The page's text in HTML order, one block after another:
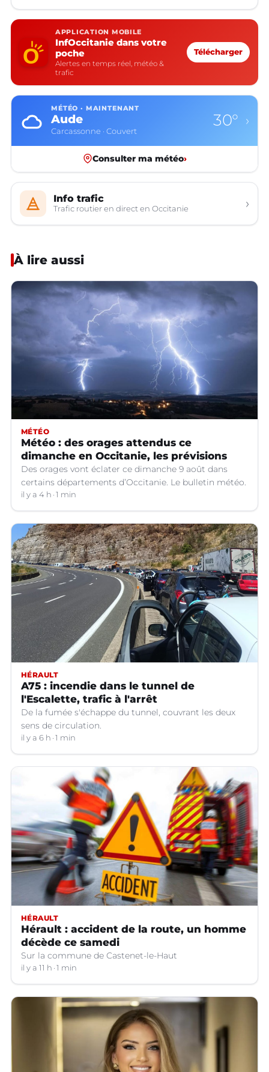
APPLICATION MOBILE
InfOccitanie dans votre
poche
Alertes en temps réel, météo &
trafic
Télécharger
MÉTÉO · MAINTENANT
Aude
Carcassonne · Couvert
30° ›
Consulter ma météo›
Info trafic
Trafic routier en direct en Occitanie ›
À lire aussi
MÉTÉO
Météo : des orages attendus ce
dimanche en Occitanie, les prévisions
Des orages vont éclater ce dimanche 9 août dans
certains départements d’Occitanie. Le bulletin météo.
il y a 4 h 1 min
HÉRAULT
A75 : incendie dans le tunnel de
l'Escalette, trafic à l'arrêt
De la fumée s'échappe du tunnel, couvrant les deux
sens de circulation.
il y a 6 h 1 min
HÉRAULT
Hérault : accident de la route, un homme
décède ce samedi
Sur la commune de Castenet-le-Haut
il y a 11 h 1 min